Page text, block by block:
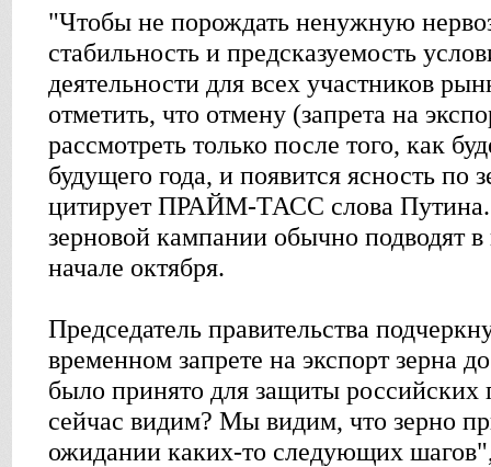
"Чтобы не порождать ненужную
стабильность и предсказуемость
деятельности для всех участников
отметить, что отмену (запрета на
рассмотреть только после того, как
будущего года, и появится ясность по
цитирует ПРАЙМ-ТАСС слова Путина.
зерновой кампании обычно подводят
начале октября.
Председатель правительства
временном запрете на экспорт зерна
было принято для защиты
сейчас видим? Мы видим, что зерно
ожидании каких-то следующих